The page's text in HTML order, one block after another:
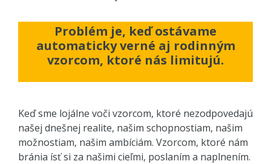
Problém je, keď ostávame
automaticky verné aj rodinným
vzorcom, ktoré nás limitujú.
Keď sme lojálne voči vzorcom, ktoré nezodpovedajú
našej dnešnej realite, našim schopnostiam, našim
možnostiam, našim ambíciám. Vzorcom, ktoré nám
bránia ísť si za našimi cieľmi, poslaním a naplnením.